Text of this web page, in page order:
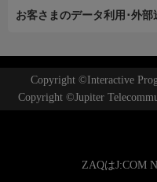
お客さまのデータ利用･外部
Copyright ©Interactive
Copyright ©Jupiter
ZAQはJ:COM